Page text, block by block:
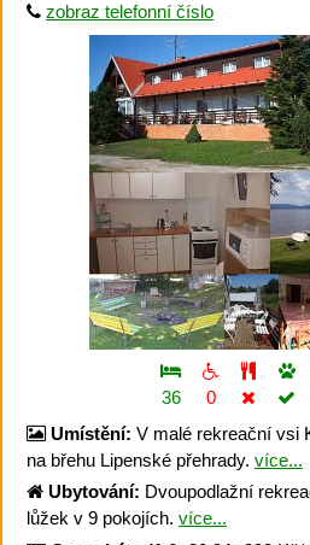
zobraz telefonní číslo
36
0
Umístění: V malé rekreační vsi
na břehu Lipenské přehrady. více...
Ubytování: Dvoupodlažní
lůžek v 9 pokojích. více...